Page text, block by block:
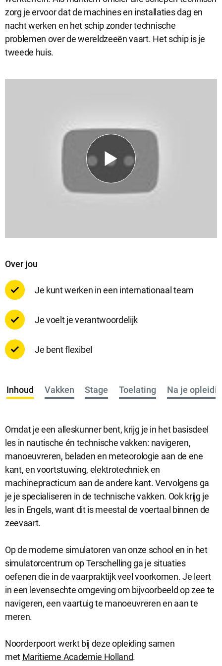
Analytische cookies
Analytische cookies geven ons inzicht in hoe de website wordt
gebruikt. Op basis van deze informatie kunnen wij deze website
Google. De cookies delen individuele gegevens over jouw
surfgedrag op onze website.
Selectie accepteren
Alle cookies accepteren
zorg je ervoor dat de machines en installaties dag en
nacht werken en het schip zonder technische
problemen over de wereldzeeën vaart. Het schip is je
tweede huis.
Over jou
Je kunt werken in een internationaal team
Je voelt je verantwoordelijk
Je bent flexibel
Inhoud Vakken Stage Toelating Na je
Omdat je een alleskunner bent, krijg je in het basisdeel
les in nautische én technische vakken: navigeren,
manoeuvreren, beladen en meteorologie aan de ene
kant, en voortstuwing, elektrotechniek en
machinepracticum aan de andere kant. Vervolgens ga
je je specialiseren in de technische vakken. Ook krijg je
les in Engels, want dit is meestal de voertaal binnen de
zeevaart.
Op de moderne simulatoren van onze school en in het
simulatorcentrum op Terschelling ga je situaties
oefenen die in de vaarpraktijk veel voorkomen. Je leert
in een levensechte omgeving om bijvoorbeeld op zee te
navigeren, een vaartuig te manoeuvreren en aan te
meren.
Noorderpoort werkt bij deze opleiding samen
met Maritieme Academie Holland.